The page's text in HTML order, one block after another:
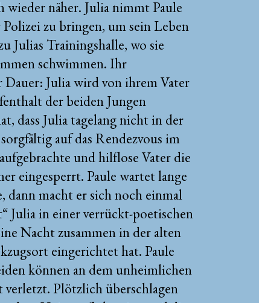
näher. Julia nimmt Paule
Polizei zu bringen, um sein Leben
Julias Trainingshalle, wo sie
schwimmen. Ihr
Julia wird von ihrem Vater
der beiden Jungen
dass Julia tagelang nicht in der
auf das Rendezvous im
und hilflose Vater die
eingesperrt. Paule wartet lange
dann macht er sich noch einmal
Julia in einer verrückt-poetischen
Nacht zusammen in der alten
eingerichtet hat. Paule
können an dem unheimlichen
Plötzlich überschlagen